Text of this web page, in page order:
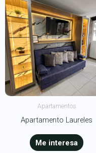
Apartamentos
Apartamento Laureles
Me interesa